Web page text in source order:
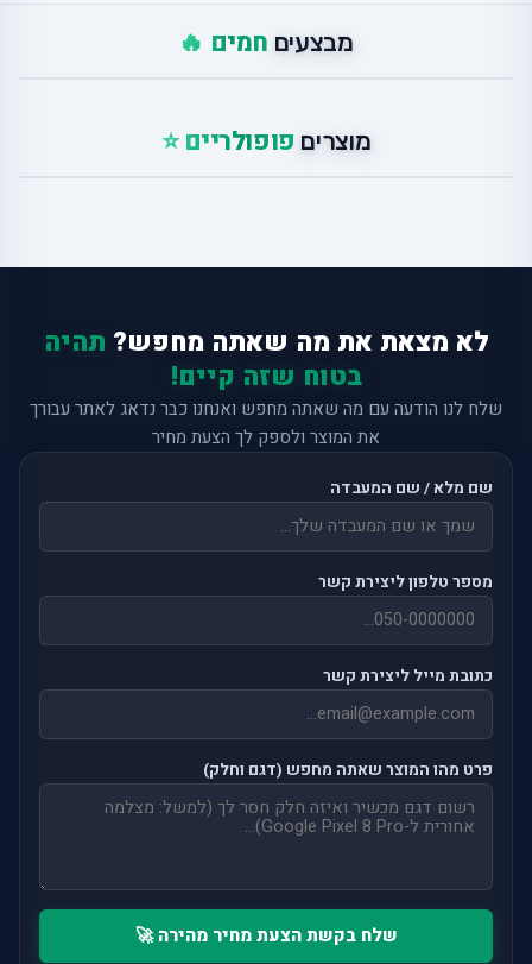
מבצעים חמים 🔥
מוצרים פופולריים ⭐
לא מצאת את מה שאתה מחפש? תהיה
בטוח שזה קיים!
שלח לנו הודעה עם מה שאתה מחפש ואנחנו כבר נדאג לאתר עבורך
את המוצר ולספק לך הצעת מחיר
שם מלא / שם המעבדה
מספר טלפון ליצירת קשר
כתובת מייל ליצירת קשר
פרט מהו המוצר שאתה מחפש (דגם וחלק)
שלח בקשת הצעת מחיר מהירה 🚀